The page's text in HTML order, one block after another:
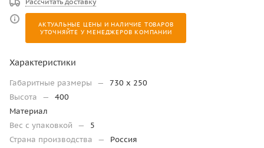
АКТУАЛЬНЫЕ ЦЕНЫ И НАЛИЧИЕ ТОВАРОВ
УТОЧНЯЙТЕ У МЕНЕДЖЕРОВ КОМПАНИИ
Характеристики
Габаритные размеры —
730 х 250
Высота
—
400
Материал
Вес с упаковкой
—
5
Страна производства
— Россия